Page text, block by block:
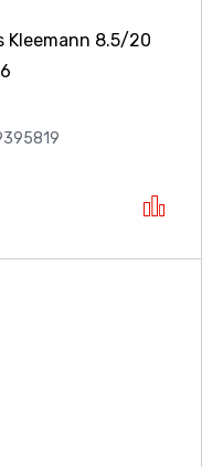
Kleemann 8.5/20